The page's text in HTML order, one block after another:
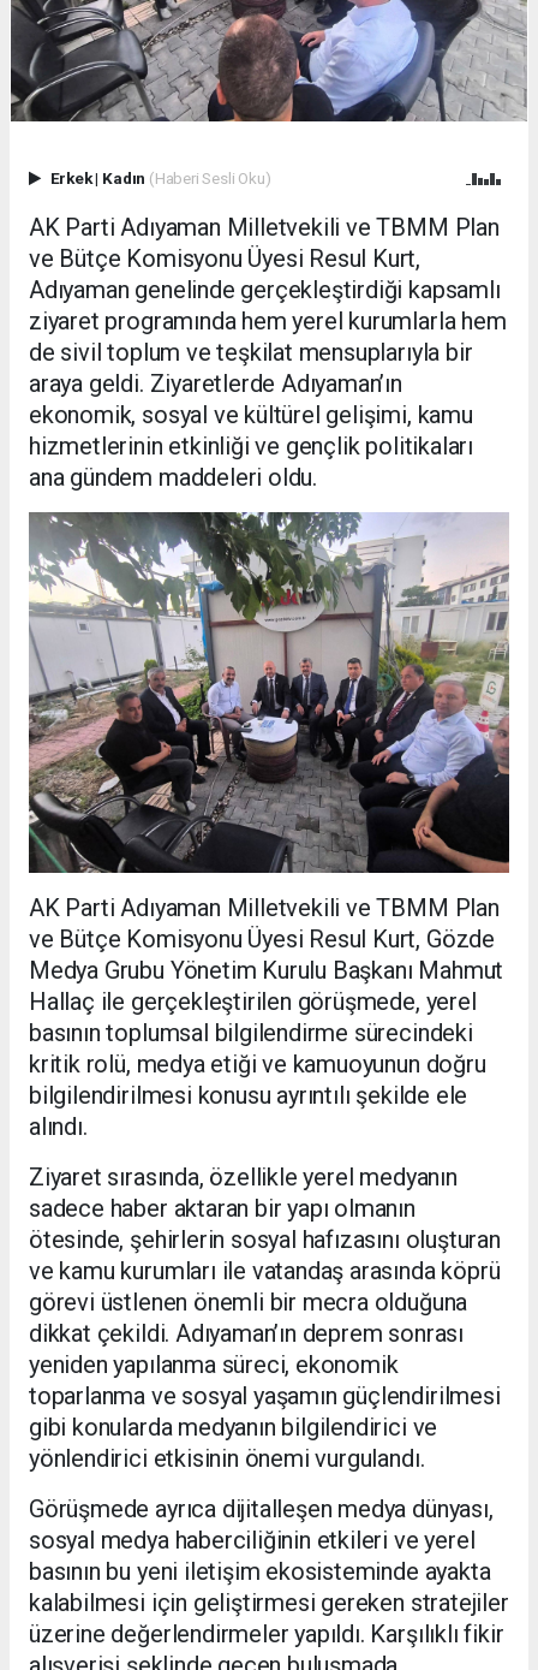
Erkek| Kadın (Haberi Sesli Oku)
AK Parti Adıyaman Milletvekili ve TBMM Plan
ve Bütçe Komisyonu Üyesi Resul Kurt,
Adıyaman genelinde gerçekleştirdiği kapsamlı
ziyaret programında hem yerel kurumlarla hem
de sivil toplum ve teşkilat mensuplarıyla bir
araya geldi. Ziyaretlerde Adıyaman’ın
ekonomik, sosyal ve kültürel gelişimi, kamu
hizmetlerinin etkinliği ve gençlik politikaları
ana gündem maddeleri oldu.
AK Parti Adıyaman Milletvekili ve TBMM Plan
ve Bütçe Komisyonu Üyesi Resul Kurt, Gözde
Medya Grubu Yönetim Kurulu Başkanı Mahmut
Hallaç ile gerçekleştirilen görüşmede, yerel
basının toplumsal bilgilendirme sürecindeki
kritik rolü, medya etiği ve kamuoyunun doğru
bilgilendirilmesi konusu ayrıntılı şekilde ele
alındı.
Ziyaret sırasında, özellikle yerel medyanın
sadece haber aktaran bir yapı olmanın
ötesinde, şehirlerin sosyal hafızasını oluşturan
ve kamu kurumları ile vatandaş arasında köprü
görevi üstlenen önemli bir mecra olduğuna
dikkat çekildi. Adıyaman’ın deprem sonrası
yeniden yapılanma süreci, ekonomik
toparlanma ve sosyal yaşamın güçlendirilmesi
gibi konularda medyanın bilgilendirici ve
yönlendirici etkisinin önemi vurgulandı.
Görüşmede ayrıca dijitalleşen medya dünyası,
sosyal medya haberciliğinin etkileri ve yerel
basının bu yeni iletişim ekosisteminde ayakta
kalabilmesi için geliştirmesi gereken stratejiler
üzerine değerlendirmeler yapıldı. Karşılıklı fikir